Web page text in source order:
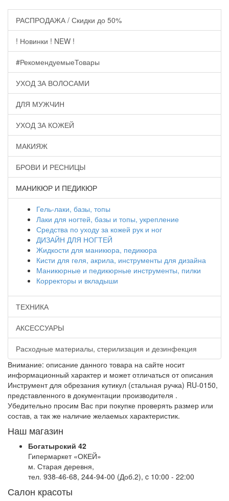
РАСПРОДАЖА / Скидки до 50%
! Новинки ! NEW !
#РекомендуемыеТовары
УХОД ЗА ВОЛОСАМИ
ДЛЯ МУЖЧИН
УХОД ЗА КОЖЕЙ
МАКИЯЖ
БРОВИ И РЕСНИЦЫ
МАНИКЮР И ПЕДИКЮР
Гель-лаки, базы, топы
Лаки для ногтей, базы и топы, укрепление
Средства по уходу за кожей рук и ног
ДИЗАЙН ДЛЯ НОГТЕЙ
Жидкости для маникюра, педикюра
Кисти для геля, акрила, инструменты для дизайна
Маникюрные и педикюрные инструменты, пилки
Корректоры и вкладыши
ТЕХНИКА
АКСЕССУАРЫ
Расходные материалы, стерилизация и дезинфекция
Внимание: описание данного товара на сайте носит
информационный характер и может отличаться от описания
Инструмент для обрезания кутикул (стальная ручка) RU-0150,
представленного в документации производителя .
Убедительно просим Вас при покупке проверять размер или
состав, а так же наличие желаемых характеристик.
Наш магазин
Богатырский 42
Гипермаркет «ОКЕЙ»
м. Старая деревня,
тел. 938-46-68, 244-94-00 (Доб.2), c 10:00 - 22:00
Салон красоты